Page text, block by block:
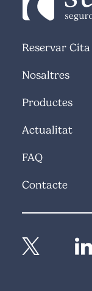
Reservar
Nosaltres
Productes
Actualitat
FAQ
Contacte